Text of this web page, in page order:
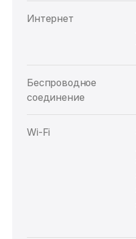
Интернет
Беспроводное
соединение
Wi-Fi